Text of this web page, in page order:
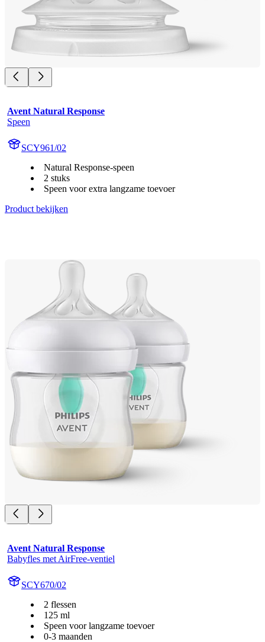
Avent Natural Response
Speen
SCY961/02
Natural Response-speen
2 stuks
Speen voor extra langzame toevoer
Product bekijken
Avent Natural Response
Babyfles met AirFree-ventiel
SCY670/02
2 flessen
125 ml
Speen voor langzame toevoer
0-3 maanden